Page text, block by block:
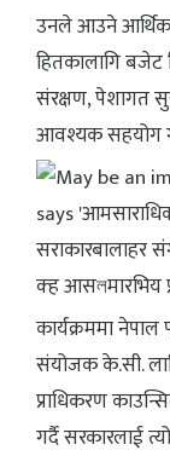
उनले आउने आर्थिक
हितकालागि बजेट
संरक्षण, पेशागत
आवश्यक सहयोग
कार्यक्रममा
संयोजक के.सी.
प्राधिकरण
गर्दै सरकारलाई